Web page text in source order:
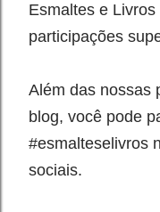
Esmaltes e
participações
Além das nossas
blog, você pode
#esmalteselivros
sociais.